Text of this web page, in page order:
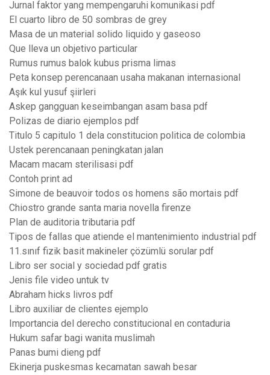
Jurnal faktor yang mempengaruhi komunikasi pdf
El cuarto libro de 50 sombras de grey
Masa de un material solido liquido y gaseoso
Que lleva un objetivo particular
Rumus rumus balok kubus prisma limas
Peta konsep perencanaan usaha makanan internasional
Aşık kul yusuf şiirleri
Askep gangguan keseimbangan asam basa pdf
Polizas de diario ejemplos pdf
Titulo 5 capitulo 1 dela constitucion politica de colombia
Ustek perencanaan peningkatan jalan
Macam macam sterilisasi pdf
Contoh print ad
Simone de beauvoir todos os homens são mortais pdf
Chiostro grande santa maria novella firenze
Plan de auditoria tributaria pdf
Tipos de fallas que atiende el mantenimiento industrial pdf
11.sınıf fizik basit makineler çözümlü sorular pdf
Libro ser social y sociedad pdf gratis
Jenis file video untuk tv
Abraham hicks livros pdf
Libro auxiliar de clientes ejemplo
Importancia del derecho constitucional en contaduria
Hukum safar bagi wanita muslimah
Panas bumi dieng pdf
Ekinerja puskesmas kecamatan sawah besar